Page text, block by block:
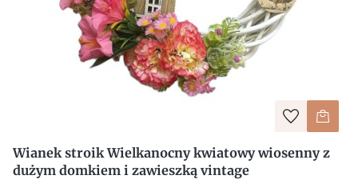
Wianek stroik Wielkanocny kwiatowy wiosenny z
dużym domkiem i zawieszką vintage